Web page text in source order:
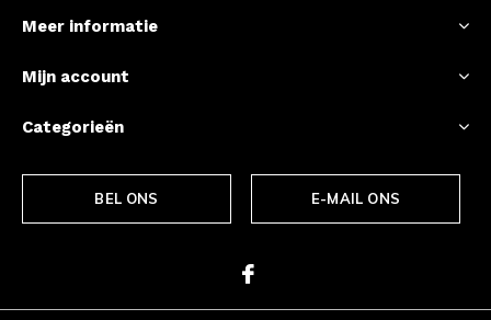
Meer informatie
Mijn account
Categorieën
BEL ONS E-MAIL ONS